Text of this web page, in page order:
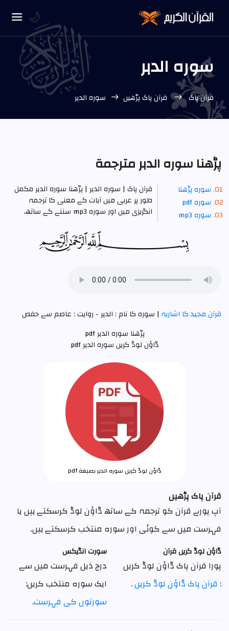
سورہ الدہر
قرآن پاک قرآن پاک پڑھیں سورہ الدہر
پڑھنا سورہ الدہر مترجمة
سوره پڑھنا
سورہ pdf
سورہ mp3
قرآن پاک | سورہ الدہر | پڑھنا سورہ الدہر مکمل
طور پر عربی میں آیات کے معنی کا ترجمہ
انگریزی میں اور سورہ mp3 سننے کے ساتھ۔
قرآن مجید کا اشاریہ| سوره کا نام : الدہر - روایت : عاصم سے حفص
پڑھنا سورہ الدہر pdf
ڈاؤن لوڈ کریں سورہ الدہر pdf
ڈاؤن لوڈ کریں سورہ الدہر بصيغة pdf
قرآن پاک پڑھیں
آپ پورے قرآن کو ترجمہ کے ساتھ ڈاؤن لوڈ کرسکتے ہیں یا
فہرست میں سے کوئی اور سوره منتخب کرسکتے ہیں۔
ڈاؤن لوڈ کریں قرآن
پورا قرآن پاک ڈاؤن لوڈ کریں
: قرآن پاک ڈاؤن لوڈ کریں.
سورت انڈیکس
درج ذیل فہرست میں سے
ایک سوره منتخب کریں:
سورتوں کی فہرست.
🌙